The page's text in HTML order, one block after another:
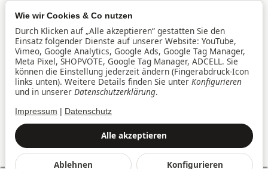
Mehr über
Filialen
Lieferservice
Vertrag widerrufen
Alle akzeptieren
Ablehnen Konfigurieren
Wie wir Cookies & Co nutzen
Durch Klicken auf „Alle akzeptieren“ gestatten Sie den
Einsatz folgender Dienste auf unserer Website: YouTube,
Vimeo, Google Analytics, Google Ads, Google Tag Manager,
Meta Pixel, SHOPVOTE, Google Tag Manager, ADCELL. Sie
können die Einstellung jederzeit ändern (Fingerabdruck-Icon
links unten). Weitere Details finden Sie unter Konfigurieren
und in unserer Datenschutzerklärung.
Impressum Datenschutz